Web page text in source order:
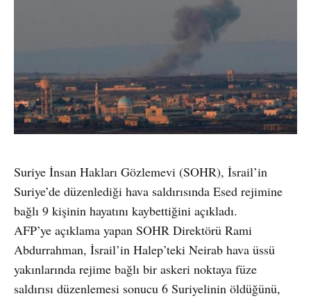
Suriye İnsan Hakları Gözlemevi (SOHR), İsrail’in
Suriye’de düzenlediği hava saldırısında Esed rejimine
bağlı 9 kişinin hayatını kaybettiğini açıkladı.
AFP’ye açıklama yapan SOHR Direktörü Rami
Abdurrahman, İsrail’in Halep’teki Neirab hava üssü
yakınlarında rejime bağlı bir askeri noktaya füze
saldırısı düzenlemesi sonucu 6 Suriyelinin öldüğünü,